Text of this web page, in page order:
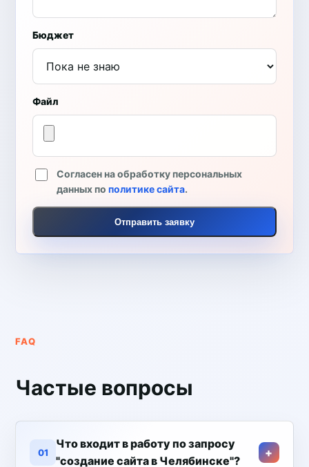
Бюджет
Файл
Согласен на обработку персональных
данных пополитике сайта.
Отправить заявку
FAQ
Частые вопросы
01
Что входит в работу по запросу
"создание сайта в Челябинске"?